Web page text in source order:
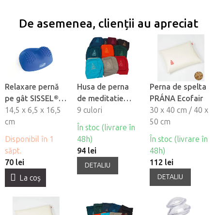
De asemenea, clienții au apreciat
Relaxare pernă
pe gât SISSEL®
Neck Relax
14,5 x 6,5 x 16,5
cm
Disponibil în 1
săpt.
70 lei
La coş
Husa de perna
de meditatie
PRANA
9 culori
În stoc (livrare în
48h)
94 lei
DETALIU
Perna de spelta
PRÁNA Ecofair
30 x 40 cm / 40 x
50 cm
În stoc (livrare în
48h)
112 lei
DETALIU